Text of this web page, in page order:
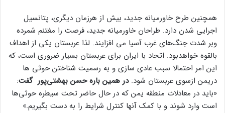
همچنین طرح خاورمیانه جدید، بیش از هرزمان دیگری، پتانسیل
اجرایی شدن دارد. طراحان خاورمیانه جدید، فرصت را مغتنم شمرده
وبر شدت جنگ‌های غرب آسیا می افزایند. لذا عربستان یکی از اهداف
بالقوه خواهدبود. اتحاد با ایران برای عربستان بسیار ضروری است، که
این امر احتمالا سبب عادی سازی و به رسمیت شناختن حوثی ها
دریمن ازسوی عربستان شود.در همین باره حسن بهشتی‌پور گفت:
«باید در معادلات منطقه یمن که در حال حاضر تحت سیطره حوثی‌ها
است وارد شوند و با کمک آنها کنترل شرایط را به دست بگیریم.»